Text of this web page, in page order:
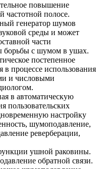
повышение
частотной полосе.
генератор шумов
среды и может
части
борьбы с шумом в ушах.
постепенное
процессе использования
и числовыми
в автоматическую
пользовательских
настройку
шумоподавление,
реверберации,
ушной раковины.
обратной связи.